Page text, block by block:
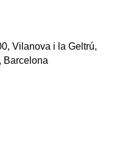
Vilanova i la Geltrú,
Barcelona